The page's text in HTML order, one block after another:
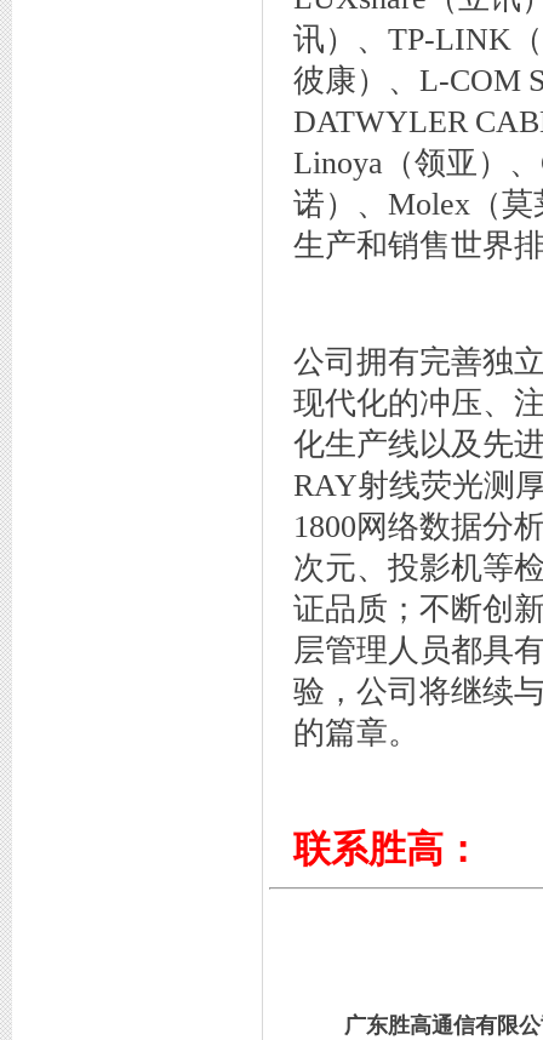
讯）、TP-LINK
彼康）、L-COM
DATWYLER
Linoya（领亚）
诺）、Molex（
生产和销售世界
公司拥有完善独
现代化的冲压、
化生产线以及先
RAY射线荧光测
1800网络数据分
次元、投影机等
证品质；不断创
层管理人员都具
验，公司将继续
的篇章。
联系胜高：
广东胜高通信有限